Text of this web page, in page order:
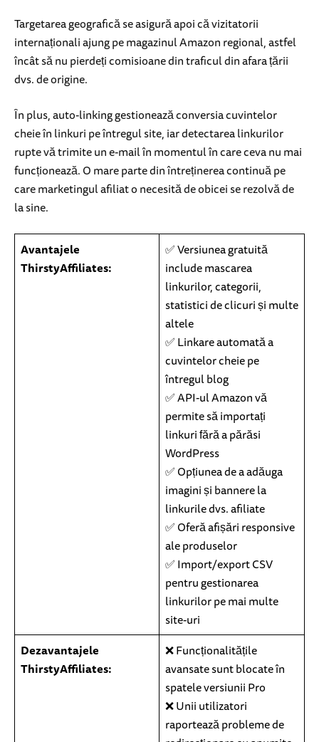
Targetarea geografică se asigură apoi că vizitatorii
internaționali ajung pe magazinul Amazon regional, astfel
încât să nu pierdeți comisioane din traficul din afara țării
dvs. de origine.
În plus, auto-linking gestionează conversia cuvintelor
cheie în linkuri pe întregul site, iar detectarea linkurilor
rupte vă trimite un e-mail în momentul în care ceva nu mai
funcționează. O mare parte din întreținerea continuă pe
care marketingul afiliat o necesită de obicei se rezolvă de
la sine.
Avantajele
ThirstyAffiliates:
✅ Versiunea gratuită
include mascarea
linkurilor, categorii,
statistici de clicuri și multe
altele
✅ Linkare automată a
cuvintelor cheie pe
întregul blog
✅ API-ul Amazon vă
permite să importați
linkuri fără a părăsi
WordPress
✅ Opțiunea de a adăuga
imagini și bannere la
linkurile dvs. afiliate
✅ Oferă afișări responsive
ale produselor
✅ Import/export CSV
pentru gestionarea
linkurilor pe mai multe
site-uri
Dezavantajele
ThirstyAffiliates:
❌ Funcționalitățile
avansate sunt blocate în
spatele versiunii Pro
❌ Unii utilizatori
raportează probleme de